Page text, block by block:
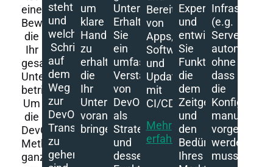
eine
Bewegung,
die
Ihr
gesamtes
Unternehmen
betrifft.
Um
die
DevOps
Methodik
ganzheitlich
steht
und
welche
Schritte
auf
dem
Weg
zur
DevOps
Transformationen
zu
gehen
um
klare
Handlungsempfehlungen
zu
erhalten
die
Ihr
Unternehmen
voran
bringen.
Unternehmen.
Erhalten
Sie
ein
umfassendes
Verständnis
von
DevOps
als
Strategie
und
dessen
Bereitstellung
von
Apps,
Software
und
Updates
mit
CI/CD.
Mehr
erfahren
Experience
und
entwickeln
Sie
Funktionen,
die
dem
Zeitgeist
und
den
Bedürfnissen
Ihres
Infrastruktur
(e.g.
Server)
ohne
dass
die
manuell
werden
muss.